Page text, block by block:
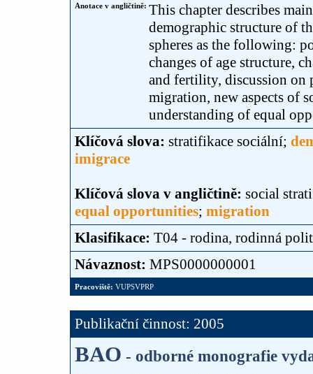
Anotace v angličtině: This chapter describes
demographic structure of
spheres as the following:
changes of age structure,
and fertility, discussion on
migration, new aspects of
understanding of equal
Klíčová slova: stratifikace sociální;
imigrace
Klíčová slova v angličtině: social
equal opportunities; migration
Klasifikace: T04 - rodina, rodinná
Návaznost: MPS0000000001
Pracoviště: VUPSVPRP
Publikační činnost: 2005
BAO - odborné monografie